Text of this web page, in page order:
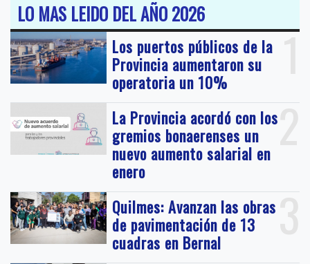
LO MAS LEIDO DEL AÑO 2026
1
Los puertos públicos de la
Provincia aumentaron su
operatoria un 10%
2
La Provincia acordó con los
gremios bonaerenses un
nuevo aumento salarial en
enero
3
Quilmes: Avanzan las obras
de pavimentación de 13
cuadras en Bernal